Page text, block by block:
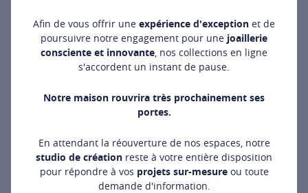
Afin de vous offrir une expérience d'exception et de
poursuivre notre engagement pour une joaillerie
consciente et innovante, nos collections en ligne
s'accordent un instant de pause.
Notre maison rouvrira très prochainement ses
portes.
En attendant la réouverture de nos espaces, notre
studio de création reste à votre entière disposition
pour répondre à vos projets sur-mesureou toute
demande d'information.
T